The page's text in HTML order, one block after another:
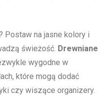
Postaw‌ na jasne kolory‍ i​
świeżość. Drewniane
wygodne w
które mogą dodać
⁤czy wiszące ⁣organizery.